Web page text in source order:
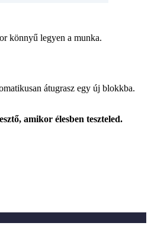
könnyű legyen a munka.
átugrasz egy új blokkba.
amikor élesben teszteled.